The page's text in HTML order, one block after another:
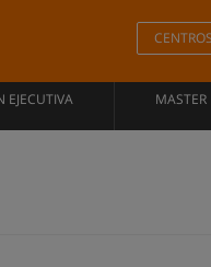
CENTROS
EJECUTIVA MASTER